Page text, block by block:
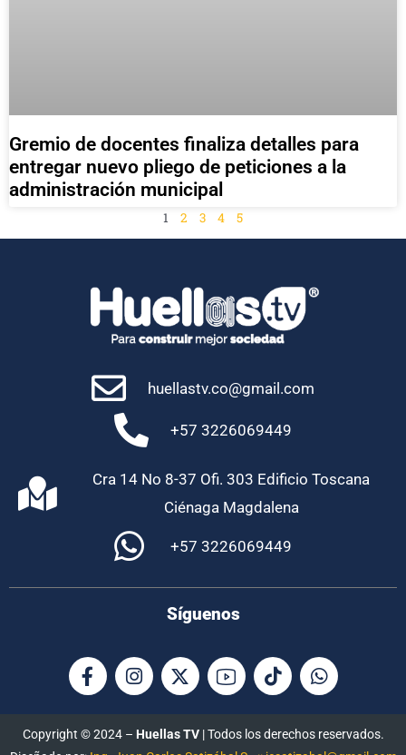
Gremio de docentes finaliza detalles para
entregar nuevo pliego de peticiones a la
administración municipal
1 2 3 4 5
huellastv.co@gmail.com
+57 3226069449
Cra 14 No 8-37 Ofi. 303 Edificio Toscana
Ciénaga Magdalena
+57 3226069449
Síguenos
Copyright © 2024 – Huellas TV| Todos los derechos reservados.